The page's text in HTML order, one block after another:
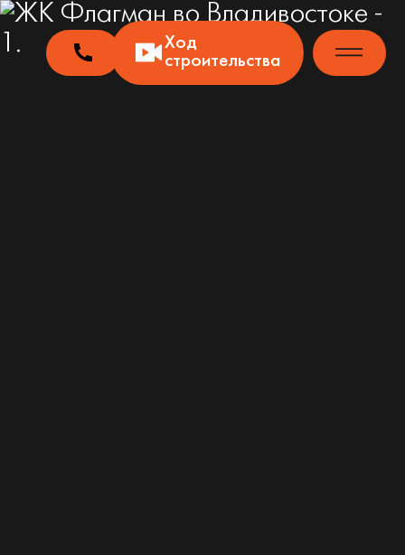
Ход
строительства